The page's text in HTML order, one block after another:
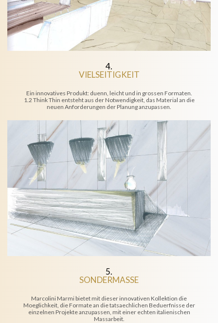
4.
VIELSEITIGKEIT
Ein innovatives Produkt: duenn, leicht und in grossen Formaten.
1.2 Think Thin entsteht aus der Notwendigkeit, das Material an die
neuen Anforderungen der Planung anzupassen.
5.
SONDERMASSE
Marcolini Marmi bietet mit dieser innovativen Kollektion die
Moeglichkeit, die Formate an die tatsaechlichen Beduerfnisse der
einzelnen Projekte anzupassen, mit einer echten italienischen
Massarbeit.